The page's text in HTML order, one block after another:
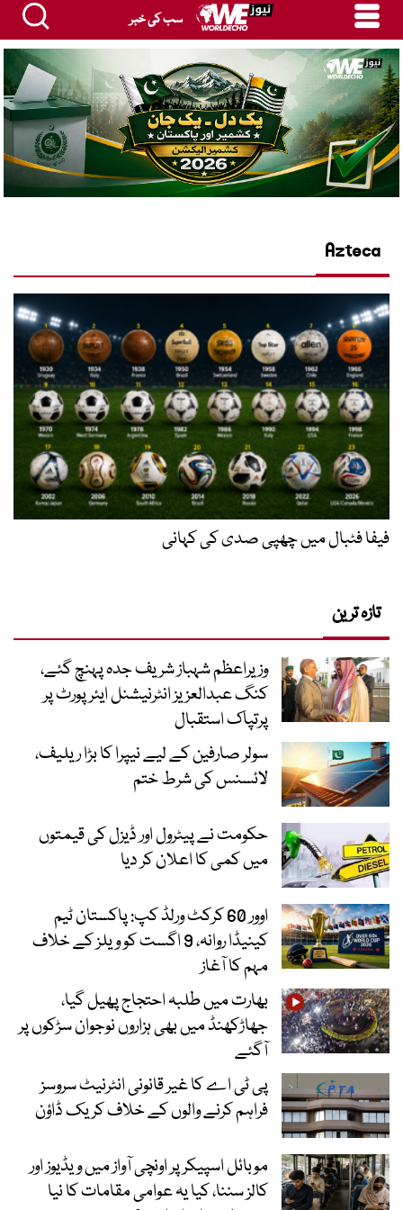
سب کی خبر
Azteca
فیفا فٹبال میں چھپی صدی کی کہانی
تازہ ترین
وزیراعظم شہباز شریف جدہ پہنچ گئے،
کنگ عبدالعزیز انٹرنیشنل ایئر پورٹ پر
پرتپاک استقبال
سولر صارفین کے لیے نیپرا کا بڑا ریلیف،
لائسنس کی شرط ختم
حکومت نے پیٹرول اور ڈیزل کی قیمتوں
میں کمی کا اعلان کر دیا
اوور 60 کرکٹ ورلڈ کپ: پاکستان ٹیم
کینیڈا روانہ، 9 اگست کو ویلز کے خلاف
مہم کا آغاز
بھارت میں طلبہ احتجاج پھیل گیا،
جھاڑکھنڈ میں بھی ہزاروں نوجوان سڑکوں پر
آگئے
پی ٹی اے کا غیر قانونی انٹرنیٹ سروسز
فراہم کرنے والوں کے خلاف کریک ڈاؤن
موبائل اسپیکر پر اونچی آواز میں ویڈیوز اور
کالز سننا، کیا یہ عوامی مقامات کا نیا